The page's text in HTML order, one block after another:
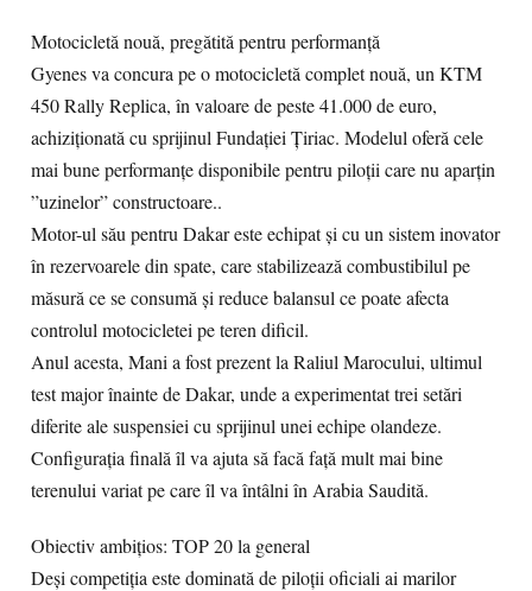
Motocicletă nouă, pregătită pentru performanță
Gyenes va concura pe o motocicletă complet nouă, un KTM
450 Rally Replica, în valoare de peste 41.000 de euro,
achiziționată cu sprijinul Fundației Țiriac. Modelul oferă cele
mai bune performanțe disponibile pentru piloții care nu aparțin
”uzinelor” constructoare..
Motor-ul său pentru Dakar este echipat și cu un sistem inovator
în rezervoarele din spate, care stabilizează combustibilul pe
măsură ce se consumă și reduce balansul ce poate afecta
controlul motocicletei pe teren dificil.
Anul acesta, Mani a fost prezent la Raliul Marocului, ultimul
test major înainte de Dakar, unde a experimentat trei setări
diferite ale suspensiei cu sprijinul unei echipe olandeze.
Configurația finală îl va ajuta să facă față mult mai bine
terenului variat pe care îl va întâlni în Arabia Saudită.
Obiectiv ambițios: TOP 20 la general
Deși competiția este dominată de piloții oficiali ai marilor